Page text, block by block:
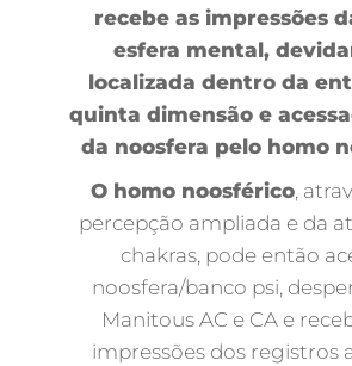
recebe as impressões
esfera mental,
localizada dentro da
quinta dimensão e
da noosfera pelo homo
O homo noosférico,
percepção ampliada e da
chakras, pode então
noosfera/banco psi,
Manitous AC e CA e
impressões dos registros